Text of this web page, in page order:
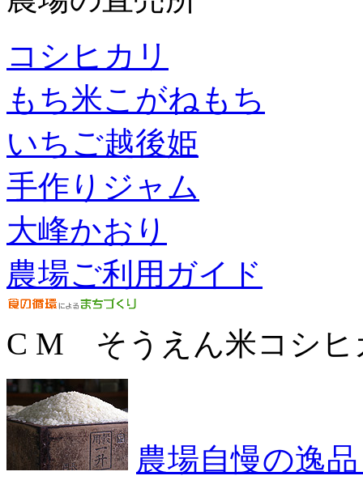
コシヒカリ
もち米こがねもち
いちご越後姫
手作りジャム
大峰かおり
農場ご利用ガイド
C M そうえん米コシヒ
農場自慢の逸